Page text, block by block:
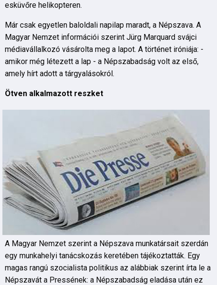
esküvőre helikopteren.
Már csak egyetlen baloldali napilap maradt, a Népszava. A
Magyar Nemzet információi szerint Jürg Marquard svájci
médiavállalkozó vásárolta meg a lapot. A történet iróniája: -
amikor még létezett a lap - a Népszabadság volt az első,
amely hírt adott a tárgyalásokról.
Ötven alkalmazott reszket
A Magyar Nemzet szerint a Népszava munkatársait szerdán
egy munkahelyi tanácskozás keretében tájékoztatták. Egy
magas rangú szocialista politikus az alábbiak szerint írta le a
Népszavát a Pressének: a Népszabadság eladása után ez